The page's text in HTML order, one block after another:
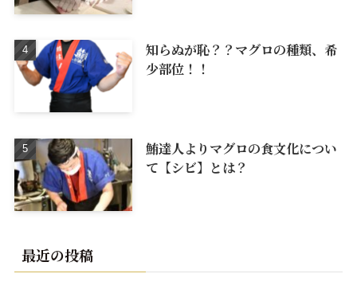
知らぬが恥？？マグロの種類、希
少部位！！
鮪達人よりマグロの食文化につい
て【シビ】とは？
最近の投稿